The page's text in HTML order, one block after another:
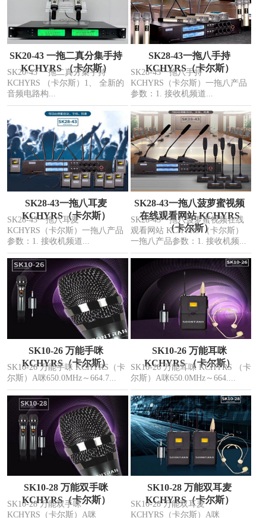
SK20-43 一拖二真分集手持
KCHYRS （卡尔斯）
SK20-43 一拖二真分集手持
KCHYRS （卡尔斯）1、 全新的
音频电路构...
SK28-43一拖八手持
KCHYRS（卡尔斯）
SK28-43一拖八手持
KCHYRS（卡尔斯）一拖八产品
参数：1. 接收机频道...
SK28-43一拖八耳麦
KCHYRS（卡尔斯）
SK28-43一拖八耳麦
KCHYRS（卡尔斯）一拖八产品
参数：1. 接收机频道...
SK28-43一拖八菠萝蜜视频
在线观看网站 KCHYRS
（卡尔斯）
SK28-43一拖八菠萝蜜视频在线
观看网站 KCHYRS （卡尔斯）
一拖八产品参数：1. 接收机频...
SK10-26 万能手咪
KCHYRS（卡尔斯）
SK10-26 万能手咪 KCHYRS（卡
尔斯）A咪650.0MHz～664.7...
SK10-26 万能耳咪
KCHYRS （卡尔斯）
SK10-26 万能耳咪 KCHYRS （卡
尔斯）A咪650.0MHz～664....
SK10-28 万能双手咪
KCHYRS（卡尔斯）
SK10-28 万能双手咪
KCHYRS（卡尔斯）A咪
SK10-28 万能双耳麦
KCHYRS（卡尔斯）
SK10-28 万能双耳麦
KCHYRS（卡尔斯）A咪